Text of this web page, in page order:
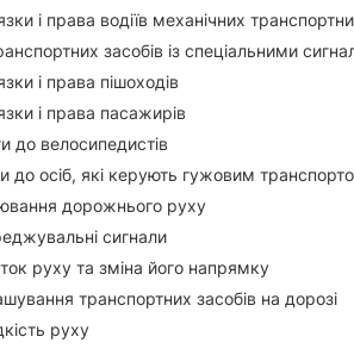
і права водіїв механічних
засобів із спеціальними
і права пішоходів
і права пасажирів
до велосипедистів
до осіб, які керують гужовим
дорожнього руху
сигнали
руху та зміна його напрямку
транспортних засобів на дорозі
руху